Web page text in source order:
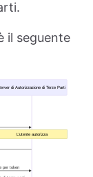
il seguente